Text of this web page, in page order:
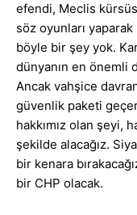
efendi, Meclis
söz oyunları yaparak
böyle bir şey yok.
dünyanın en önemli
Ancak vahşice
güvenlik paketi
hakkımız olan şeyi,
şekilde alacağız.
bir kenara
bir CHP olacak.